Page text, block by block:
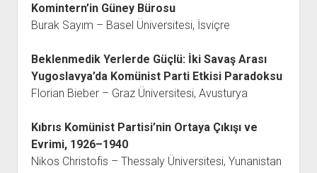
Komintern’in Güney Bürosu
Burak Sayım – Basel Üniversitesi, İsviçre
Beklenmedik Yerlerde Güçlü: İki Savaş Arası
Yugoslavya’da Komünist Parti Etkisi Paradoksu
Florian Bieber – Graz Üniversitesi, Avusturya
Kıbrıs Komünist Partisi’nin Ortaya Çıkışı ve
Evrimi, 1926–1940
Nikos Christofis – Thessaly Üniversitesi, Yunanistan